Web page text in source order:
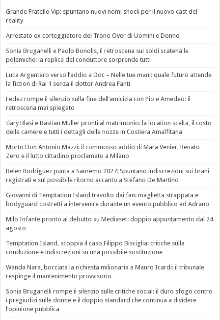
Grande Fratello Vip: spuntano nuovi nomi shock per il nuovo cast del
reality
Arrestato ex corteggiatore del Trono Over di Uomini e Donne
Sonia Bruganelli e Paolo Bonolis, il retroscena sui soldi scatena le
polemiche: la replica del conduttore sorprende tutti
Luca Argentero verso l’addio a Doc – Nelle tue mani: quale futuro attende
la fiction di Rai 1 senza il dottor Andrea Fanti
Fedez rompe il silenzio sulla fine dell’amicizia con Pio e Amedeo: il
retroscena mai spiegato
Ilary Blasi e Bastian Müller pronti al matrimonio: la location scelta, il costo
delle camere e tutti i dettagli delle nozze in Costiera Amalfitana
Morto Don Antonio Mazzi: il commosso addio di Mara Venier, Renato
Zero e il lutto cittadino proclamato a Milano
Belen Rodriguez punta a Sanremo 2027: Spuntano indiscrezioni sui brani
registrati e sul possibile ritorno accanto a Stefano De Martino
Giovanni di Temptation Island travolto dai fan: maglietta strappata e
bodyguard costretti a intervenire durante un evento pubblico ad Adrano
Milo Infante pronto al debutto su Mediaset: doppio appuntamento dal 24
agosto
Temptation Island, scoppia il caso Filippo Bisciglia: critiche sulla
conduzione e indiscrezioni su una possibile sostituzione
Wanda Nara, bocciata la richiesta milionaria a Mauro Icardi: il tribunale
respinge il mantenimento provvisorio
Sonia Bruganelli rompe il silenzio sulle critiche social: il duro sfogo contro
i pregiudizi sulle donne e il doppio standard che continua a dividere
l’opinione pubblica